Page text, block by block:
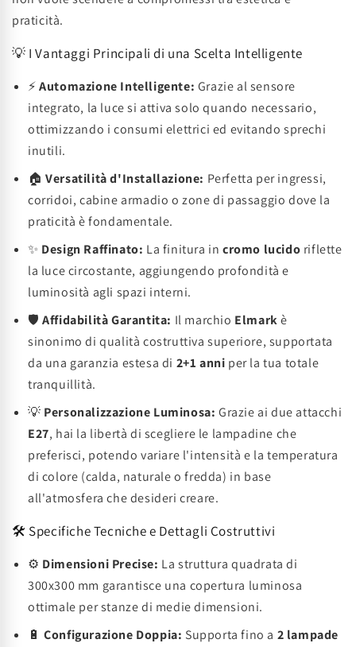
praticità.
💡 I Vantaggi Principali di una Scelta Intelligente
⚡Automazione Intelligente: Grazie al sensore
integrato, la luce si attiva solo quando necessario,
ottimizzando i consumi elettrici ed evitando sprechi
inutili.
🏠Versatilità d'Installazione: Perfetta per ingressi,
corridoi, cabine armadio o zone di passaggio dove la
praticità è fondamentale.
✨ Design Raffinato: La finitura incromo lucido riflette
la luce circostante, aggiungendo profondità e
luminosità agli spazi interni.
🛡️Affidabilità Garantita: Il marchio Elmarkè
sinonimo di qualità costruttiva superiore, supportata
da una garanzia estesa di 2+1 anni per la tua totale
tranquillità.
💡 Personalizzazione Luminosa: Grazie ai due attacchi
E27, hai la libertà di scegliere le lampadine che
preferisci, potendo variare l'intensità e la temperatura
di colore (calda, naturale o fredda) in base
all'atmosfera che desideri creare.
🛠️ Specifiche Tecniche e Dettagli Costruttivi
⚙️ Dimensioni Precise: La struttura quadrata di
300x300 mm garantisce una copertura luminosa
ottimale per stanze di medie dimensioni.
🔋Configurazione Doppia: Supporta fino a 2 lampade